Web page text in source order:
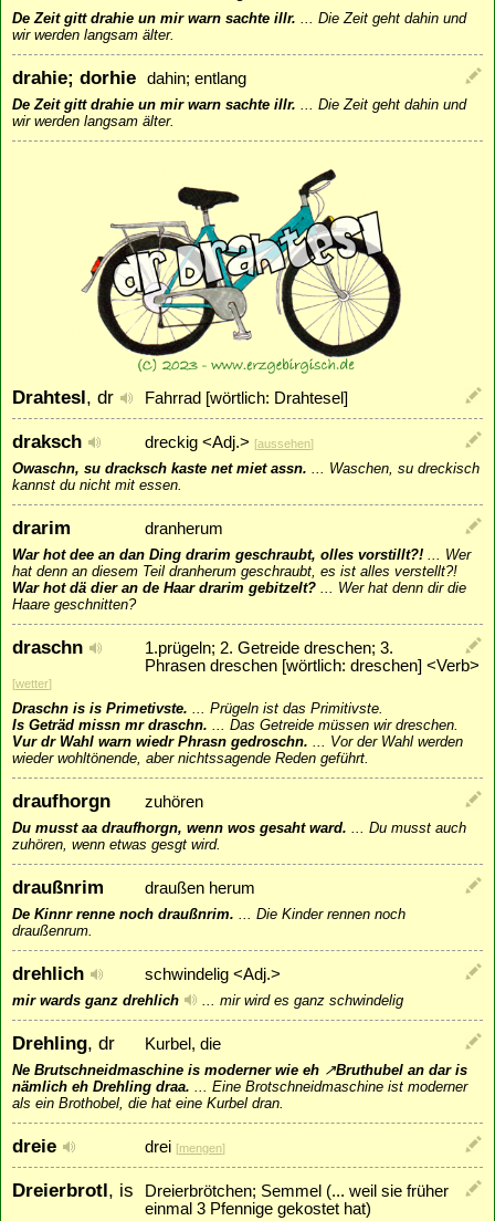
De Zeit gitt drahie un mir warn sachte illr.
Die Zeit geht dahin und
wir werden langsam älter.
drahie; dorhie dahin; entlang
De Zeit gitt drahie un mir warn sachte illr.
Die Zeit geht dahin und
wir werden langsam älter.
Drahtesl, dr Fahrrad [wörtlich: Drahtesel]
draksch dreckig <Adj.> [aussehen]
Owaschn, su dracksch kaste net miet assn. ... Waschen, su dreckisch
kannst du nicht mit essen.
drarim dranherum
War hot dee an dan Ding drarim geschraubt, olles vorstillt?! ... Wer
hat denn an diesem Teil dranherum geschraubt, es ist alles verstellt?!
War hot dä dier an de Haar drarim gebitzelt? ... Wer hat denn dir die
Haare geschnitten?
draschn
1.prügeln; 2. Getreide dreschen; 3.
Phrasen dreschen [wörtlich: dreschen] <Verb>
[wetter]
Draschn is is Primetivste. ... Prügeln ist das Primitivste.
Is Geträd missn mr draschn. ... Das Getreide müssen wir dreschen.
Vur dr Wahl warn wiedr Phrasn gedroschn. ... Vor der Wahl werden
wieder wohltönende, aber nichtssagende Reden geführt.
draufhorgn zuhören
Du musst aa draufhorgn, wenn wos gesaht ward. ... Du musst auch
zuhören, wenn etwas gesgt wird.
draußnrim draußen herum
De Kinnr renne noch draußnrim. ... Die Kinder rennen noch
draußenrum.
drehlich schwindelig <Adj.>
mir wards ganz drehlich ... mir wird es ganz schwindelig
Drehling, dr Kurbel, die
Ne Brutschneidmaschine is moderner wie eh ↗Bruthubel an dar is
nämlich eh Drehling draa. ... Eine Brotschneidmaschine ist moderner
als ein Brothobel, die hat eine Kurbel dran.
dreie drei [mengen]
Dreierbrotl, is
Dreierbrötchen; Semmel (... weil sie früher
einmal 3 Pfennige gekostet hat)